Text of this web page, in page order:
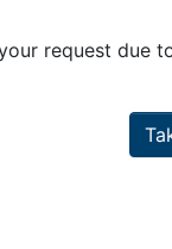
request due